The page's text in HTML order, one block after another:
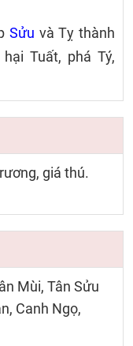
Sửu và Tỵ thành
Tuất, phá Tý,
giá thú.
Mùi, Tân Sửu
Canh Ngọ,